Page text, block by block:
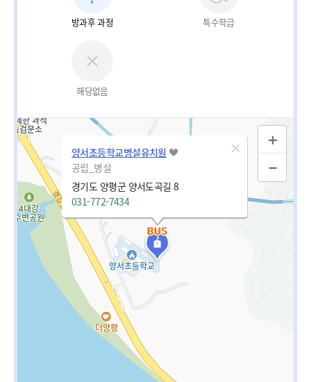
방과후 과정 특수학급
해당없음
양서초등학교병설유치원
공립_병설
경기도 양평군 양서도곡길 8
031-772-7434